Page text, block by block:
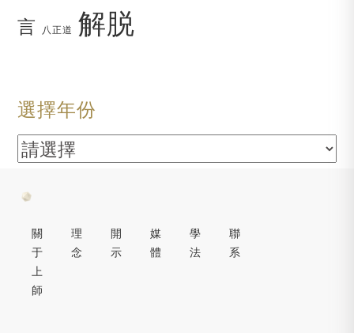
言 八正道 解脱
選擇年份
關
于
上
師
理
念
開
示
媒
體
學
法
聯
系